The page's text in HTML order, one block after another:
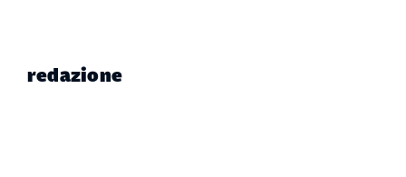
redazione